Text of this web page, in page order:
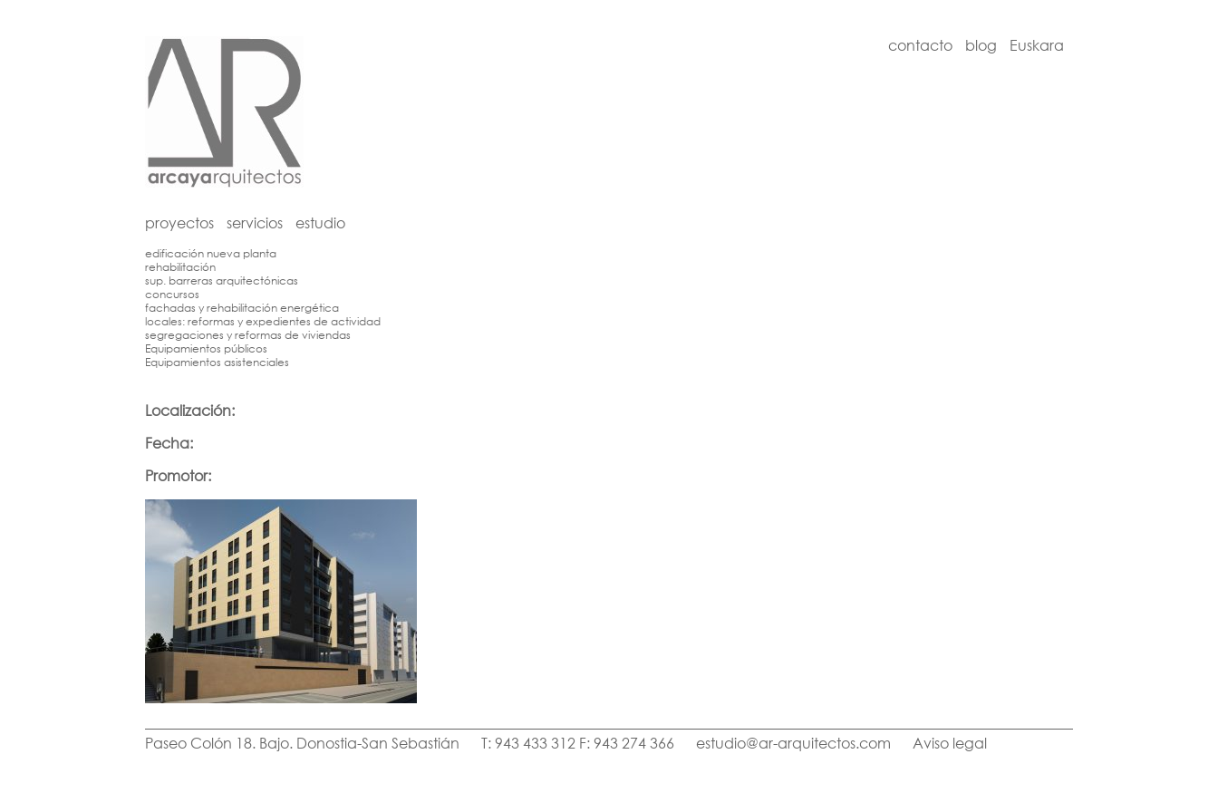
contacto blog Euskara
proyectos servicios estudio
edificación nueva planta
rehabilitación
sup. barreras arquitectónicas
concursos
fachadas y rehabilitación energética
locales: reformas y expedientes de actividad
segregaciones y reformas de viviendas
Equipamientos públicos
Equipamientos asistenciales
Localización:
Fecha:
Promotor:
Paseo Colón 18. Bajo. Donostia-San Sebastián T: 943 433 312 F: 943 274 366 estudio@ar-arquitectos.com Aviso legal